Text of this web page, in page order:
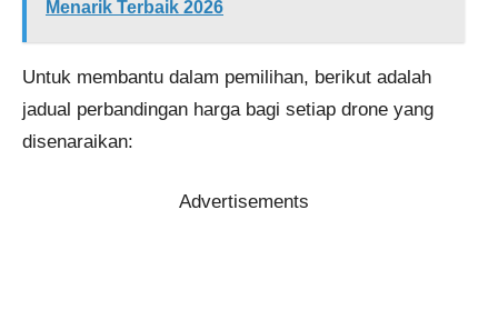
Menarik Terbaik 2026
Untuk membantu dalam pemilihan, berikut adalah
jadual perbandingan harga bagi setiap drone yang
disenaraikan:
Advertisements